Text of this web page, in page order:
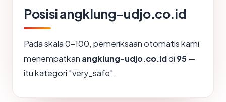
Posisi angklung-udjo.co.id
Pada skala 0-100, pemeriksaan otomatis kami
menempatkan angklung-udjo.co.iddi 95—
itu kategori "very_safe".